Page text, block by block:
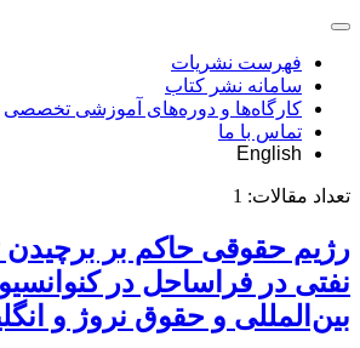
فهرست نشریات
سامانه نشر کتاب
کارگاه‌ها و دوره‌های آموزشی تخصصی
تماس با ما
English
تعداد مقالات: 1
رژیم حقوقی حاکم بر
نفتی در فراساحل در
بین‌المللی و حقوق نروژ و